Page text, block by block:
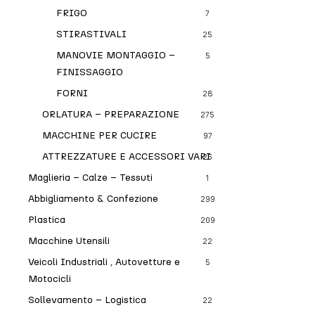
FRIGO 7
STIRASTIVALI 25
MANOVIE MONTAGGIO –
FINISSAGGIO
5
FORNI 28
ORLATURA – PREPARAZIONE 275
MACCHINE PER CUCIRE 97
ATTREZZATURE E ACCESSORI VARI
26
Maglieria – Calze – Tessuti 1
Abbigliamento & Confezione 299
Plastica 209
Macchine Utensili 22
Veicoli Industriali , Autovetture e
Motocicli
5
Sollevamento – Logistica 22